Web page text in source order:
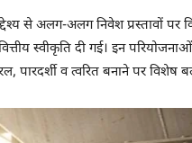
से अलग-अलग निवेश प्रस्तावों पर
स्वीकृति दी गई। इन
पारदर्शी व त्वरित बनाने पर विशेष